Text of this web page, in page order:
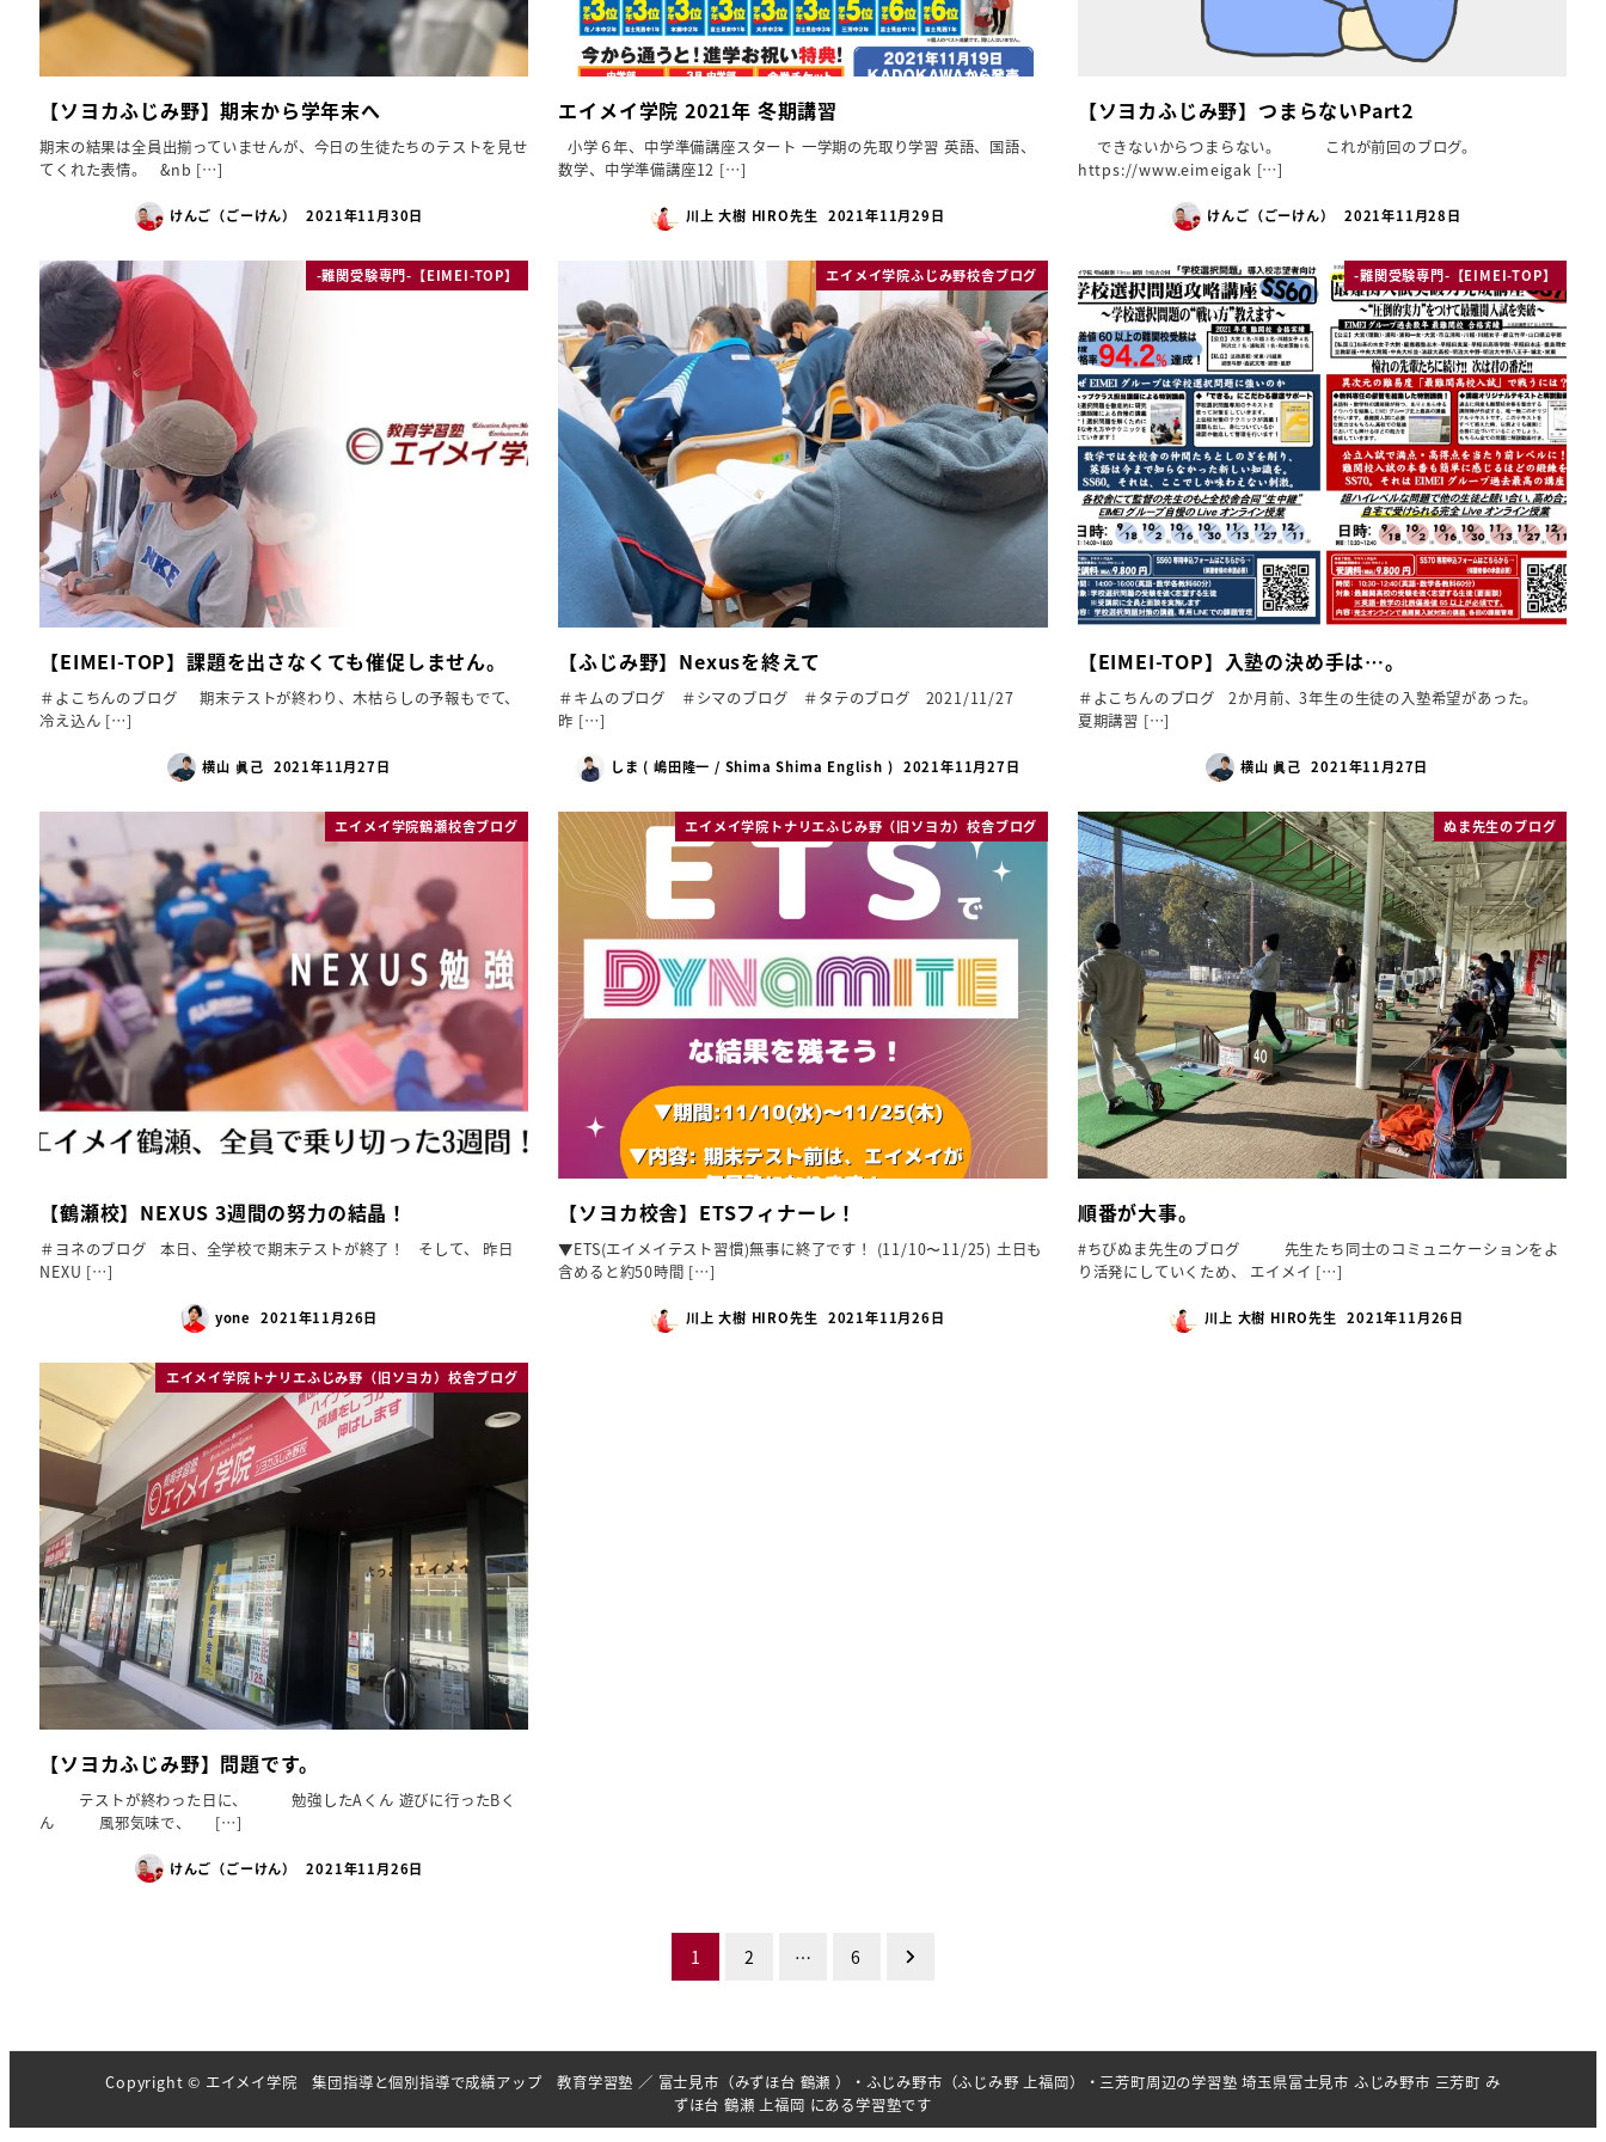
【ソヨカふじみ野】期末から学年末へ
期末の結果は全員出揃っていませんが、今日の生徒たちのテストを見せ
てくれた表情。 &nb […]
けんご（ごーけん） 2021年11月30日
エイメイ学院 2021年 冬期講習
小学６年、中学準備講座スタート 一学期の先取り学習 英語、国語、
数学、中学準備講座12 […]
川上 大樹 HIRO先生 2021年11月29日
【ソヨカふじみ野】つまらないPart2
できないからつまらない。 これが前回のブログ。
https://www.eimeigak […]
けんご（ごーけん） 2021年11月28日
-難関受験専門-【EIMEI-TOP】
【EIMEI-TOP】課題を出さなくても催促しません。
＃よこちんのブログ 期末テストが終わり、木枯らしの予報もでて、
冷え込ん […]
横山 眞己 2021年11月27日
エイメイ学院ふじみ野校舎ブログ
【ふじみ野】Nexusを終えて
＃キムのブログ ＃シマのブログ ＃タテのブログ 2021/11/27
昨 […]
しま ( 嶋田隆一 / Shima Shima English ) 2021年11月27日
-難関受験専門-【EIMEI-TOP】
【EIMEI-TOP】入塾の決め手は…。
＃よこちんのブログ 2か月前、3年生の生徒の入塾希望があった。
夏期講習 […]
横山 眞己 2021年11月27日
エイメイ学院鶴瀬校舎ブログ
【鶴瀬校】NEXUS 3週間の努力の結晶！
＃ヨネのブログ 本日、全学校で期末テストが終了！ そして、 昨日
NEXU […]
yone 2021年11月26日
エイメイ学院トナリエふじみ野（旧ソヨカ）校舎ブログ
【ソヨカ校舎】ETSフィナーレ！
▼ETS(エイメイテスト習慣)無事に終了です！ (11/10〜11/25) 土日も
含めると約50時間 […]
川上 大樹 HIRO先生 2021年11月26日
ぬま先生のブログ
順番が大事。
#ちびぬま先生のブログ 先生たち同士のコミュニケーションをよ
り活発にしていくため、 エイメイ […]
川上 大樹 HIRO先生 2021年11月26日
エイメイ学院トナリエふじみ野（旧ソヨカ）校舎ブログ
【ソヨカふじみ野】問題です。
テストが終わった日に、 勉強したAくん 遊びに行ったBく
ん 風邪気味で、 […]
けんご（ごーけん） 2021年11月26日
1 2 … 6
Copyright © エイメイ学院 集団指導と個別指導で成績アップ 教育学習塾 ／ 富士見市（みずほ台 鶴瀬 ）・ふじみ野市（ふじみ野 上福岡）・三芳町周辺の学習塾 埼玉県富士見市 ふじみ野市 三芳町 み
ずほ台 鶴瀬 上福岡 にある学習塾です